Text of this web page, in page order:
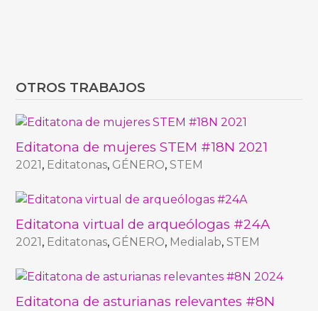
OTROS TRABAJOS
Editatona de mujeres STEM #18N 2021
2021, Editatonas, GÉNERO,STEM
Editatona virtual de arqueólogas #24A
2021, Editatonas, GÉNERO, Medialab,STEM
Editatona de asturianas relevantes #8N